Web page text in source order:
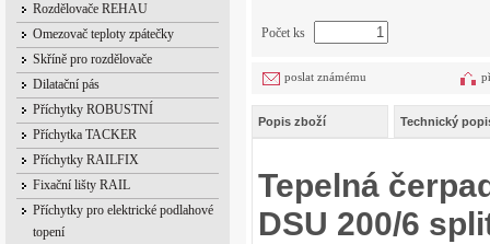
Rozdělovače REHAU
Omezovač teploty zpátečky
Skříně pro rozdělovače
Dilatační pás
Příchytky ROBUSTNÍ
Příchytka TACKER
Příchytky RAILFIX
Fixační lišty RAIL
Příchytky pro elektrické podlahové
topení
Počet ks
poslat známému
Popis zboží Technický
Tepelná
DSU 200/6